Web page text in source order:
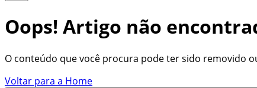
Oops! Artigo não
O conteúdo que você procura pode ter sido removido
Voltar para a Home